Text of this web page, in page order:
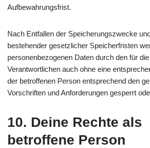
Aufbewahrungsfrist.
Nach Entfallen der Speicherungszwecke
bestehender gesetzlicher Speicherfristen
personenbezogenen Daten durch den für
Verantwortlichen auch ohne eine
der betroffenen Person entsprechend den
Vorschriften und Anforderungen gesperrt
10. Deine Rechte als
betroffene Person